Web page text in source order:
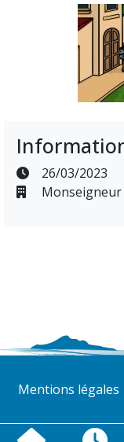
26/03/2023
Monseigneur
Mentions légales